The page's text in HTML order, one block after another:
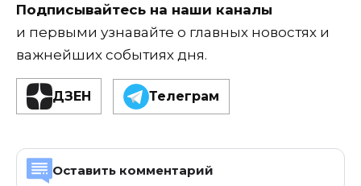
Подписывайтесь на наши каналы
и первыми узнавайте о главных новостях и
важнейших событиях дня.
ДЗЕН Телеграм
Оставить комментарий